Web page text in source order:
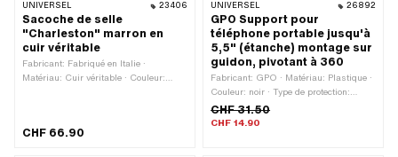
UNIVERSEL 23406
Sacoche de selle
"Charleston" marron en
cuir véritable
Fabricant: Fabriqué en Italie ·
Matériau: Cuir véritable · Couleur:
points de fixation: 2 pcs · Distance
CHF 66.90
UNIVERSEL 26892
GPO Support pour
téléphone portable jusqu'à
5,5" (étanche) montage sur
guidon, pivotant à 360
Fabricant: GPO · Matériau: Plastique ·
Couleur: noir · Type de protection:
étanche · Diagonale de l'écran: 1 - 5.5
" · Ø du guidon: 18 - 28 mm · Large
CHF 31.50
CHF 14.90